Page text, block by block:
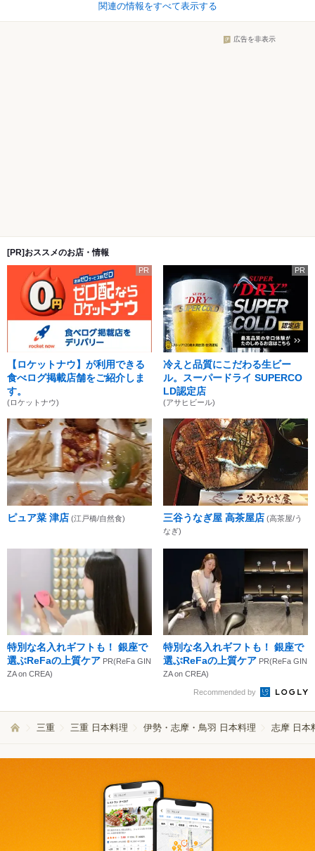
関連の情報をすべて表示する
広告を非表示
[PR]おススメのお店・情報
PR
【ロケットナウ】が利用できる
食べログ掲載店舗をご紹介しま
す。
(ロケットナウ)
PR
冷えと品質にこだわる生ビー
ル。スーパードライ SUPERCO
LD認定店
(アサヒビール)
ピュア菜 津店 (江戸橋/自然食) 三谷うなぎ屋 高茶屋店 (高茶屋/う
なぎ)
特別な名入れギフトも！ 銀座で
選ぶReFaの上質ケア PR(ReFa GIN
ZA on CREA)
特別な名入れギフトも！ 銀座で
選ぶReFaの上質ケア PR(ReFa GIN
ZA on CREA)
Recommended by
三重 三重 日本料理 伊勢・志摩・鳥羽 日本料理 志摩 日本